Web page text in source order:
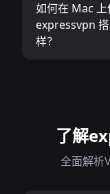
如何在 Mac
expressvpn
样？
了解
全面解析